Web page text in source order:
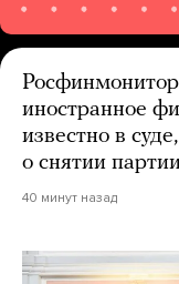
иностранное
известно в
о снятии
40 минут назад